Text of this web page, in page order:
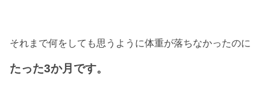
それまで何をしても思うように体重が落ちなかったのに
たった3か月です。